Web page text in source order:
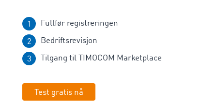
Fullfør registreringen
Bedriftsrevisjon
Tilgang til TIMOCOM Marketplace
Test gratis nå